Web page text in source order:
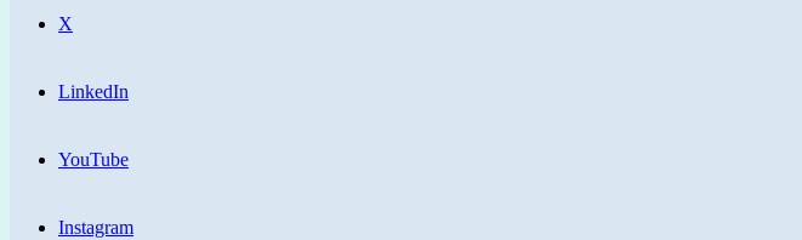
X
LinkedIn
YouTube
Instagram